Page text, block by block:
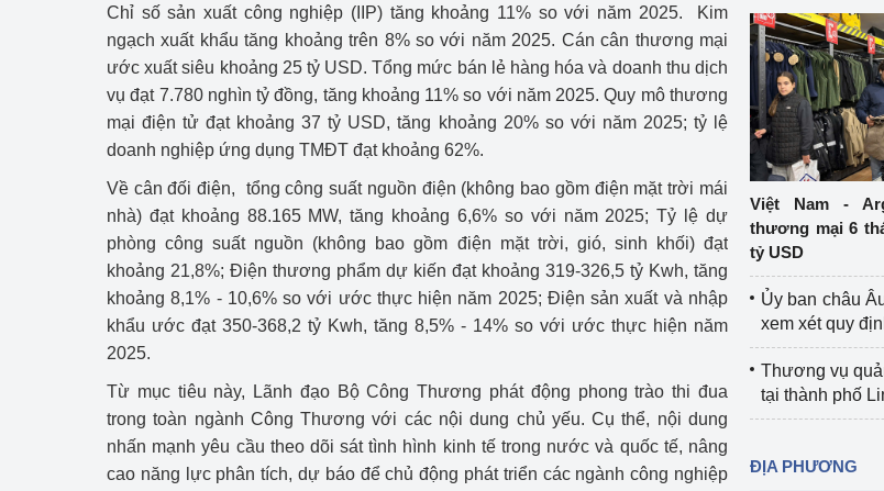
Tổ chức được cấp GCN đăng ký, hoạt
động kiểm định thiết bị, dụng cụ điện
làm việc ở môi trường không có nguy
hiểm khí, bụi nổ
Cơ sở sản xuất, sửa chữa chai chứa
Tổ chức huấn luyện, bồi dưỡng
nghiệp vụ kiểm định kỹ thuật an toàn
lao động
Tái cơ cấu ngành Công Thương
Quản lý thị trường
Sử dụng năng lượng tiết kiệm và
hiệu quả
Hiệu quả năng lượng
Khoa học, công nghệ và đổi mới sáng
tạo
Thông báo
Bảo vệ môi trường Video bảo vệ môi trường
Văn bản về môi trường
Đọc báo giúp bạn
Doanh nghiệp - Người dân
Xúc tiến thương mại Khu vực miền Bắc
Chỉ số sản xuất công nghiệp (IIP) tăng khoảng 11% so với năm 2025. Kim
ngạch xuất khẩu tăng khoảng trên 8% so với năm 2025. Cán cân thương mại
ước xuất siêu khoảng 25 tỷ USD. Tổng mức bán lẻ hàng hóa và doanh thu dịch
vụ đạt 7.780 nghìn tỷ đồng, tăng khoảng 11% so với năm 2025. Quy mô thương
mại điện tử đạt khoảng 37 tỷ USD, tăng khoảng 20% so với năm 2025; tỷ lệ
doanh nghiệp ứng dụng TMĐT đạt khoảng 62%.
Về cân đối điện, tổng công suất nguồn điện (không bao gồm điện mặt trời mái
nhà) đạt khoảng 88.165 MW, tăng khoảng 6,6% so với năm 2025; Tỷ lệ dự
phòng công suất nguồn (không bao gồm điện mặt trời, gió, sinh khối) đạt
khoảng 21,8%; Điện thương phẩm dự kiến đạt khoảng 319-326,5 tỷ Kwh, tăng
khoảng 8,1% - 10,6% so với ước thực hiện năm 2025; Điện sản xuất và nhập
khẩu ước đạt 350-368,2 tỷ Kwh, tăng 8,5% - 14% so với ước thực hiện năm
2025.
Từ mục tiêu này, Lãnh đạo Bộ Công Thương phát động phong trào thi đua
trong toàn ngành Công Thương với các nội dung chủ yếu. Cụ thể, nội dung
nhấn mạnh yêu cầu theo dõi sát tình hình kinh tế trong nước và quốc tế, nâng
cao năng lực phân tích, dự báo để chủ động phát triển các ngành công nghiệp
Việt Nam -
thương mại 6
tỷ USD
Ủy ban châu
xem xét quy
Thương vụ
tại thành phố
ĐỊA PHƯƠNG